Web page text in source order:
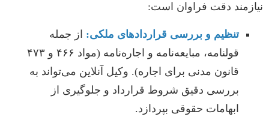
نیازمند دقت فراوان است:
تنظیم و بررسی قراردادهای ملکی: از جمله
قولنامه، مبایعه‌نامه و اجاره‌نامه (مواد ۴۶۶ و ۴۷۳
قانون مدنی برای اجاره). وکیل آنلاین می‌تواند به
بررسی دقیق شروط قرارداد و جلوگیری از
ابهامات حقوقی بپردازد.